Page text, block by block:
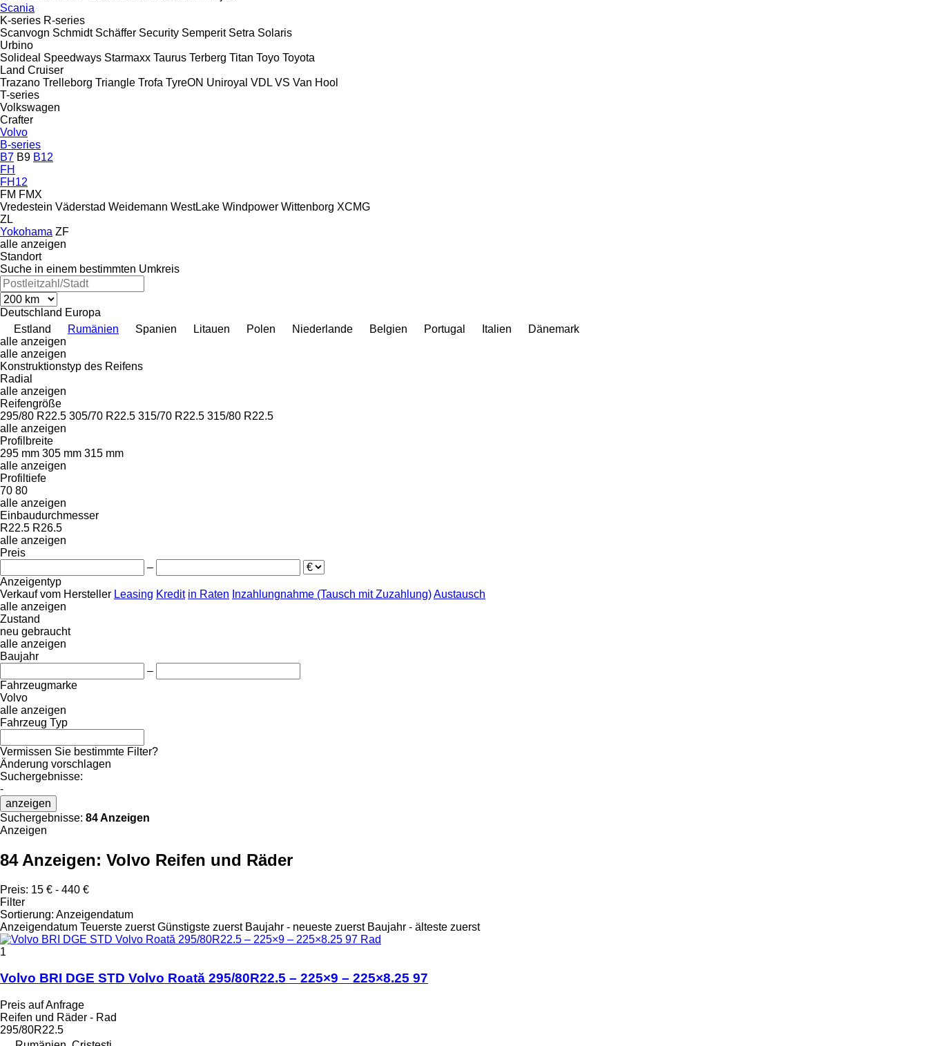
Scania
K-series R-series
Scanvogn Schmidt Schäffer Security Semperit Setra Solaris
Urbino
Solideal Speedways Starmaxx Taurus Terberg Titan Toyo Toyota
Land Cruiser
Trazano Trelleborg Triangle Trofa TyreON Uniroyal VDL VS Van Hool
T-series
Volkswagen
Crafter
Volvo
B-series
B7 B9 B12
FH
FH12
FM FMX
Vredestein Väderstad Weidemann WestLake Windpower Wittenborg XCMG
ZL
Yokohama ZF
alle anzeigen
Standort
Suche in einem bestimmten Umkreis
Deutschland Europa
Estland
Rumänien Spanien Litauen Polen Niederlande Belgien Portugal Italien
Dänemark
alle anzeigen
alle anzeigen
Konstruktionstyp des Reifens
Radial
alle anzeigen
Reifengröße
295/80 R22.5 305/70 R22.5 315/70 R22.5 315/80 R22.5
alle anzeigen
Profilbreite
295 mm 305 mm 315 mm
alle anzeigen
Profiltiefe
70 80
alle anzeigen
Einbaudurchmesser
R22.5 R26.5
alle anzeigen
Preis
–
Anzeigentyp
Verkauf vom Hersteller Leasing Kredit in Raten Inzahlungnahme (Tausch mit Zuzahlung)Austausch
alle anzeigen
Zustand
neu gebraucht
alle anzeigen
Baujahr
–
Fahrzeugmarke
Volvo
alle anzeigen
Fahrzeug Typ
Vermissen Sie bestimmte Filter?
Änderung vorschlagen
Suchergebnisse:
-
anzeigen
Suchergebnisse: 84 Anzeigen
Anzeigen
84 Anzeigen: Volvo Reifen und Räder
Preis: 15 € - 440 €
Filter
Sortierung: Anzeigendatum
Anzeigendatum Teuerste zuerst Günstigste zuerst Baujahr - neueste zuerst Baujahr - älteste zuerst
1
Volvo BRI DGE STD Volvo Roată 295/80R22.5 – 225×9 – 225×8.25 97
Preis auf Anfrage
Reifen und Räder - Rad
295/80R22.5